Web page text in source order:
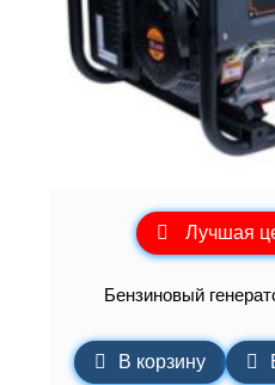
Лучшая
Бензиновый
В корзину